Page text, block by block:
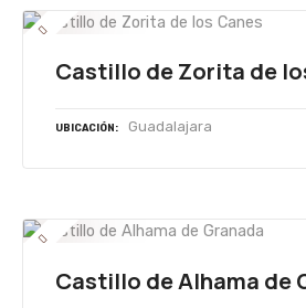
Castillo de Zorita de
UBICACIÓN Guadalajara
Castillo de Alhama de